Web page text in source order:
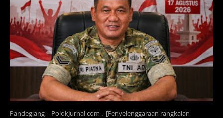
Pandeglang – PojokJurnal com . [Penyelenggaraan rangkaian